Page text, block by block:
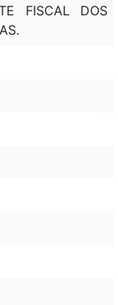
FISCAL DOS